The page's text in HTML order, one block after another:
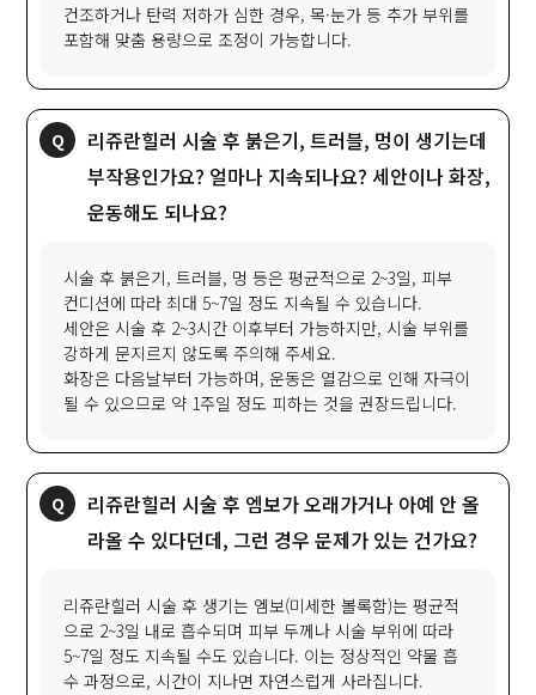
건조하거나 탄력 저하가 심한 경우, 목·눈가 등 추가 부위를
포함해 맞춤 용량으로 조정이 가능합니다.
리쥬란힐러 시술 후 붉은기, 트러블, 멍이 생기는데
부작용인가요? 얼마나 지속되나요? 세안이나 화장,
운동해도 되나요?
시술 후 붉은기, 트러블, 멍 등은 평균적으로 2~3일, 피부
컨디션에 따라 최대 5~7일 정도 지속될 수 있습니다.
세안은 시술 후 2~3시간 이후부터 가능하지만, 시술 부위를
강하게 문지르지 않도록 주의해 주세요.
화장은 다음날부터 가능하며, 운동은 열감으로 인해 자극이
될 수 있으므로 약 1주일 정도 피하는 것을 권장드립니다.
리쥬란힐러 시술 후 엠보가 오래가거나 아예 안 올
라올 수 있다던데, 그런 경우 문제가 있는 건가요?
리쥬란힐러 시술 후 생기는 엠보(미세한 볼록함)는 평균적
으로 2~3일 내로 흡수되며 피부 두께나 시술 부위에 따라
5~7일 정도 지속될 수도 있습니다. 이는 정상적인 약물 흡
수 과정으로, 시간이 지나면 자연스럽게 사라집니다.